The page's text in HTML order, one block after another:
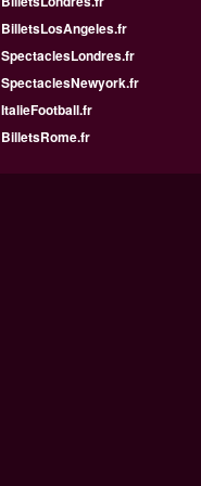
BilletsLosAngeles.fr
SpectaclesLondres.fr
SpectaclesNewyork.fr
ItalieFootball.fr
BilletsRome.fr